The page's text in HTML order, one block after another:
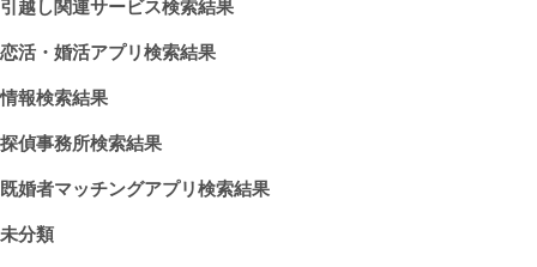
引越し関連サービス検索結果
恋活・婚活アプリ検索結果
情報検索結果
探偵事務所検索結果
既婚者マッチングアプリ検索結果
未分類